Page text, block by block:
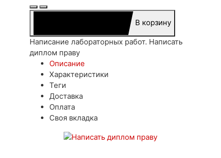
В корзину
Написание лабораторных работ. Написать
диплом праву
Описание
Характеристики
Теги
Доставка
Оплата
Своя вкладка